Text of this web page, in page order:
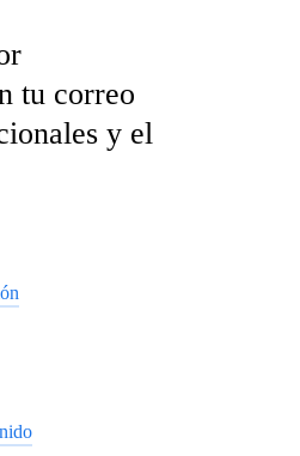
tu correo
y el